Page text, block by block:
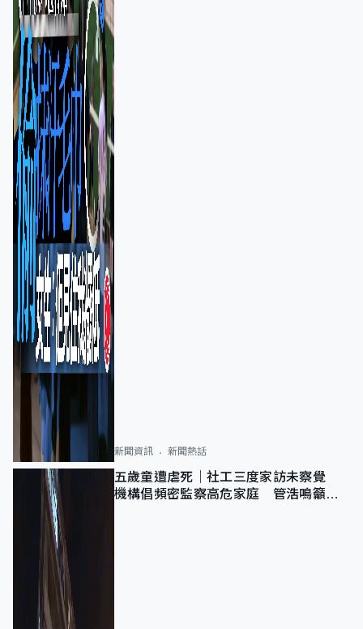
新聞資訊 新聞熱話
五歲童遭虐死｜社工三度家訪未察覺
機構倡頻密監察高危家庭 管浩鳴籲加